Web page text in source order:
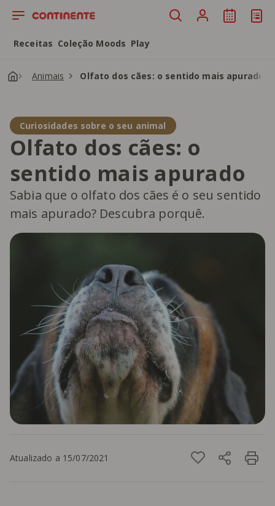
Saltar para o conteúdo principal
Receitas Coleção Moods Play
Animais Olfato dos cães: o sentido mais apurado
Curiosidades sobre o seu animal
Olfato dos cães: o
sentido mais apurado
Sabia que o olfato dos cães é o seu sentido
mais apurado? Descubra porquê.
Atualizado a 15/07/2021